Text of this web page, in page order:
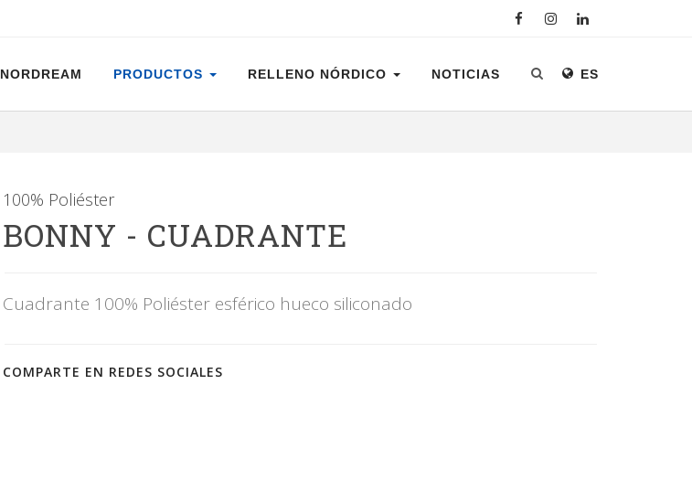
ES
NORDREAM PRODUCTOS RELLENO NÓRDICO NOTICIAS
100% Poliéster
BONNY - CUADRANTE
Cuadrante 100% Poliéster esférico hueco siliconado
COMPARTE EN REDES SOCIALES